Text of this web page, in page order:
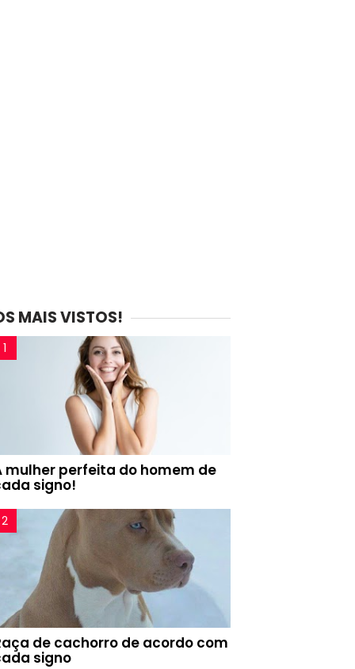
MAIS VISTOS!
mulher perfeita do homem de
signo!
de cachorro de acordo com
signo